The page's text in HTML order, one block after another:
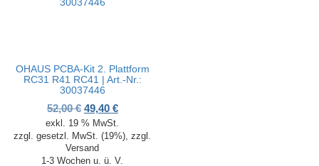
OHAUS PCBA-Kit 2. Plattform
RC31 R41 RC41 | Art.-Nr.:
30037446
52,00€ Ursprünglicher Preis war: 52,00 €
49,40 €Aktueller Preis ist: 49,40 €.
exkl. 19 % MwSt.
zzgl. gesetzl. MwSt. (19%), zzgl.
Versand
1-3 Wochen u. ü. V.